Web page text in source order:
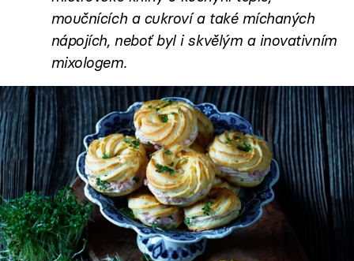
moučnících a cukroví a také míchaných
nápojích, neboť byl i skvělým a inovativním
mixologem.